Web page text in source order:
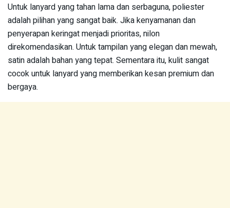
Untuk lanyard yang tahan lama dan serbaguna, poliester
adalah pilihan yang sangat baik. Jika kenyamanan dan
penyerapan keringat menjadi prioritas, nilon
direkomendasikan. Untuk tampilan yang elegan dan mewah,
satin adalah bahan yang tepat. Sementara itu, kulit sangat
cocok untuk lanyard yang memberikan kesan premium dan
bergaya.